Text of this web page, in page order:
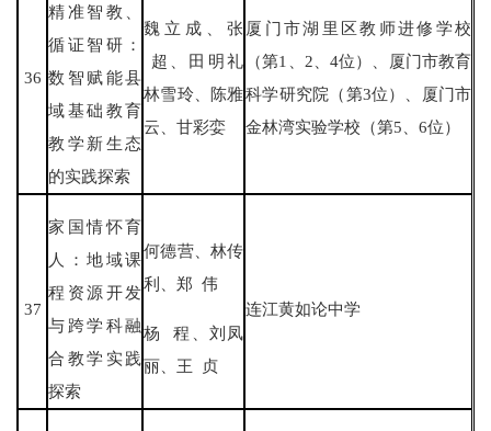
36
精准智教、
循证智研：
数智赋能县
域基础教育
教学新生态
的实践探索
魏立成、张
超、田明礼
林雪玲、陈雅
云、甘彩娈
厦门市湖里区教师进修学校
（第1、2、4位）、厦门市教育
科学研究院（第3位）、厦门市
金林湾实验学校（第5、6位）
37
家国情怀育
人：地域课
程资源开发
与跨学科融
合教学实践
探索
何德营、林传
利、郑 伟
杨 程、刘凤
丽、王 贞
连江黄如论中学